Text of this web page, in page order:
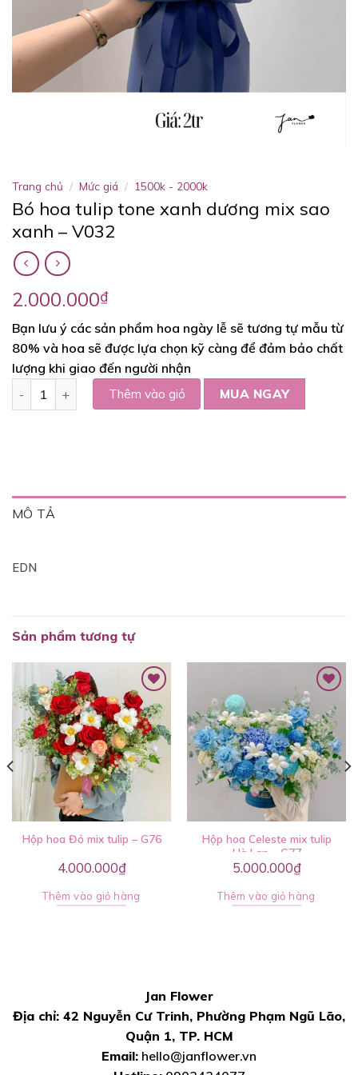
Trang chủ / Mức giá / 1500k - 2000k
Bó hoa tulip tone xanh dương mix sao
xanh – V032
2.000.000₫
Bạn lưu ý các sản phẩm hoa ngày lễ sẽ tương tự mẫu từ
80% và hoa sẽ được lựa chọn kỹ càng để đảm bảo chất
lượng khi giao đến người nhận
Bó hoa tulip tone xanh dương mix sao xanh - V032 số lượng
Thêm vào giỏ MUA NGAY
MÔ TẢ
EDN
Sản phẩm tương tự
Hộp hoa Đỏ mix tulip – G76
4.000.000₫
Thêm vào giỏ hàng
Hộp hoa Celeste mix tulip
Hà Lan – G77
5.000.000₫
Thêm vào giỏ hàng
Jan Flower
Địa chỉ: 42 Nguyễn Cư Trinh, Phường Phạm Ngũ Lão,
Quận 1, TP. HCM
Email: hello@janflower.vn